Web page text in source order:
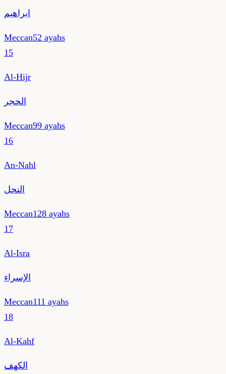
ابراهيم
Meccan52 ayahs
15
Al-Hijr
الحجر
Meccan99 ayahs
16
An-Nahl
النحل
Meccan128 ayahs
17
Al-Isra
الإسراء
Meccan111 ayahs
18
Al-Kahf
الكهف